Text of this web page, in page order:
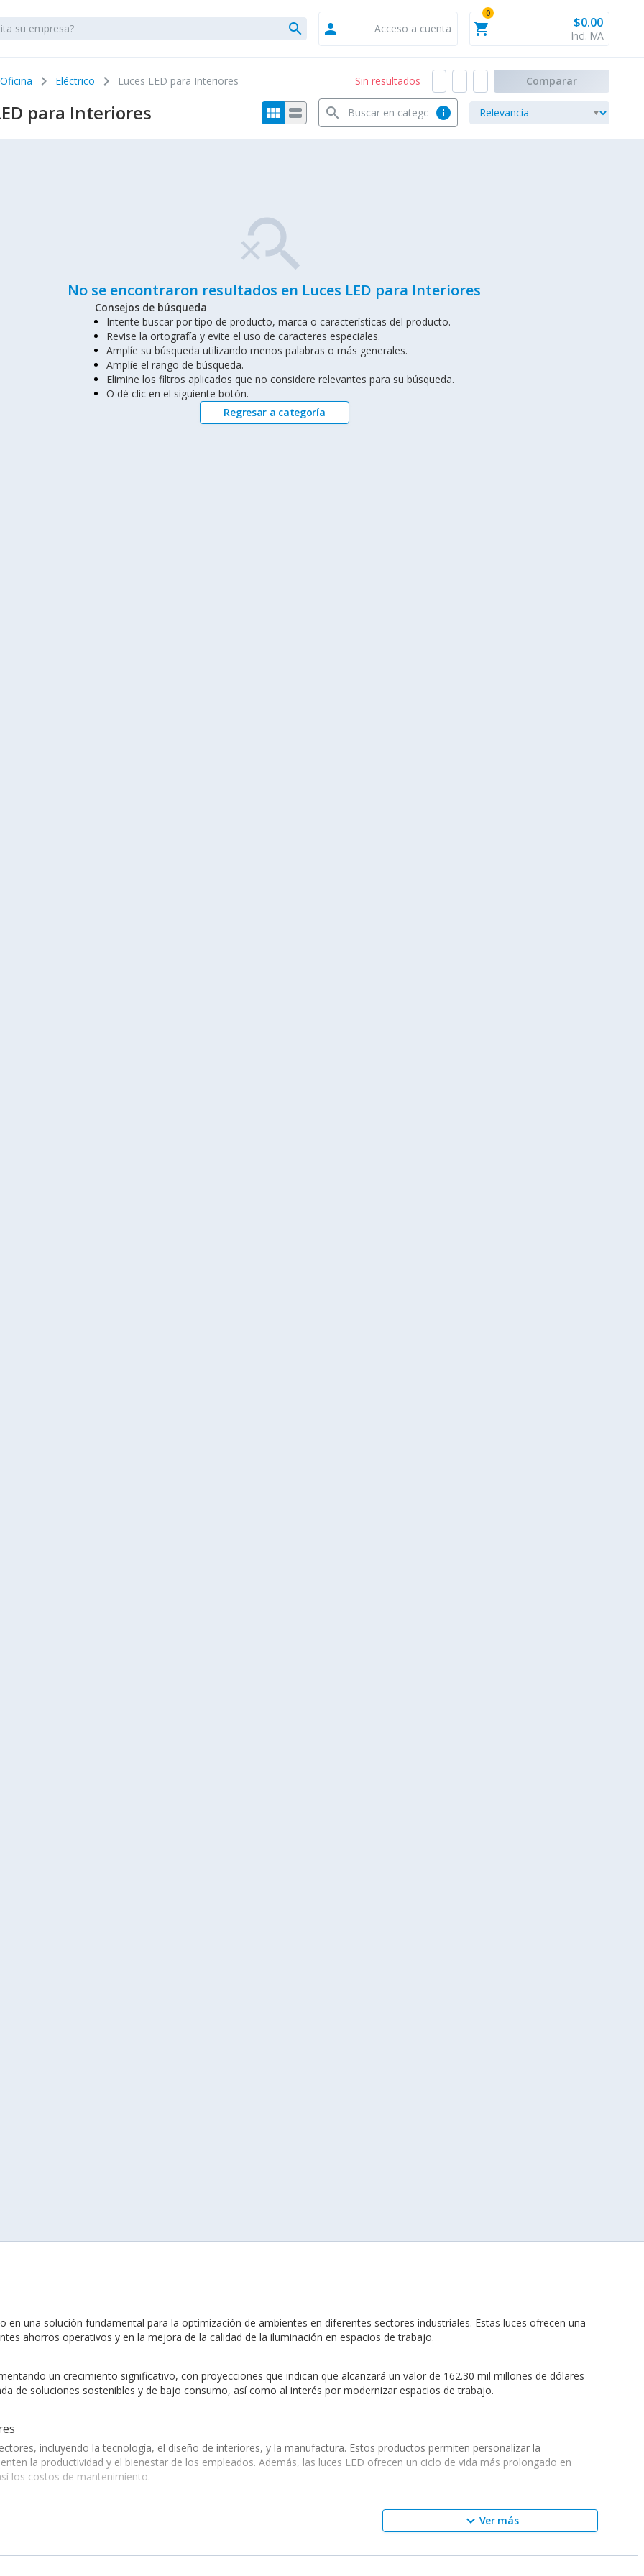
search person Acceso a cuenta shopping_cart
0
$0.00
Incl. IVA
chevron_right Eléctrico chevron_right Luces LED para Interiores Sin resultados Comparar
para Interiores view_module view_stream info
search
search_off
No se encontraron resultados en Luces LED para Interiores
Consejos de búsqueda
Intente buscar por tipo de producto, marca o características del producto.
Revise la ortografía y evite el uso de caracteres especiales.
Amplíe su búsqueda utilizando menos palabras o más generales.
Amplíe el rango de búsqueda.
Elimine los filtros aplicados que no considere relevantes para su búsqueda.
O dé clic en el siguiente botón.
Regresar a categoría
en una solución fundamental para la optimización de ambientes en diferentes sectores industriales. Estas luces ofrecen una
ahorros operativos y en la mejora de la calidad de la iluminación en espacios de trabajo.
un crecimiento significativo, con proyecciones que indican que alcanzará un valor de 162.30 mil millones de dólares
de soluciones sostenibles y de bajo consumo, así como al interés por modernizar espacios de trabajo.
incluyendo la tecnología, el diseño de interiores, y la manufactura. Estos productos permiten personalizar la
la productividad y el bienestar de los empleados. Además, las luces LED ofrecen un ciclo de vida más prolongado en
los costos de mantenimiento.
para espacios residenciales y comerciales.
keyboard_arrow_down Ver más